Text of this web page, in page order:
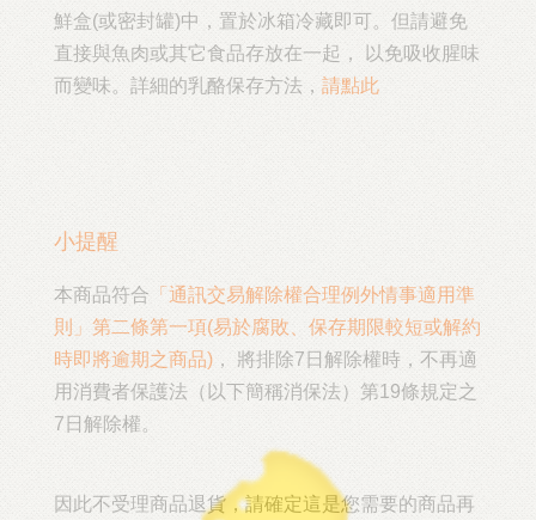
鮮盒(或密封罐)中，置於冰箱冷藏即可。但請避免
直接與魚肉或其它食品存放在一起， 以免吸收腥味
而變味。詳細的乳酪保存方法， 請點此
小提醒
本商品符合 「通訊交易解除權合理例外情事適用準
則」第二條第一項(易於腐敗、保存期限較短或解約
時即將逾期之商品)， 將排除7日解除權時，不再適
用消費者保護法（以下簡稱消保法）第19條規定之
7日解除權。
因此不受理商品退貨，請確定這是您需要的商品再